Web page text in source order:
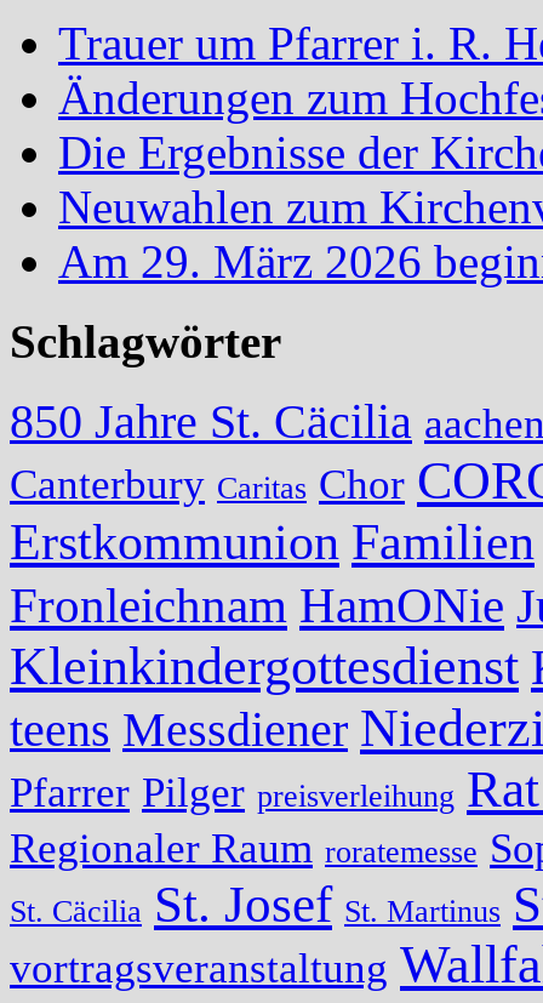
Trauer um Pfarrer i. R.
Änderungen zum
Die Ergebnisse der
Neuwahlen zum
Am 29. März 2026
Schlagwörter
850 Jahre St. Cäcilia
Canterbury Caritas Chor
Erstkommunion Familien
Fronleichnam HamONie
Kleinkindergottesdienst
teens Messdiener
Pfarrer Pilger preisverleihung
Regionaler Raum roratemesse
St. Cäcilia St. Josef St. Martinus
vortragsveranstaltung